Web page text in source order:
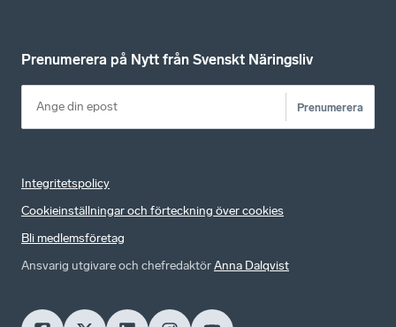
Prenumerera på Nytt från Svenskt Näringsliv
Prenumerera
Integritetspolicy
Cookieinställningar och förteckning över cookies
Bli medlemsföretag
Ansvarig utgivare och chefredaktörAnna Dalqvist